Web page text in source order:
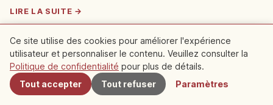
LIRE LA SUITE →
Aéroport de New Chitose : Sapporo
et gourmets
Principale porte aérienne d'Hokkaidō (CTS) :
JR Rapid Airport vers Sapporo en 33-41 min (1
200 ¥), bus vers Otaru et Niseko. Onsen et
Hokkaido →
À proximité
Ce site utilise des cookies pour améliorer l'expérience
utilisateur et personnaliser le contenu. Veuillez consulter la
Politique de confidentialité pour plus de détails.
Tout accepter
Tout refuser Paramètres